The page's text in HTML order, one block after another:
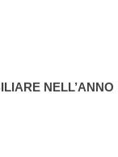
NELL’ANNO